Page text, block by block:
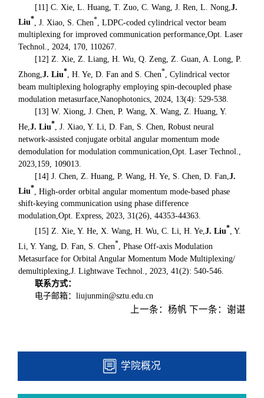
[11] C. Xie, L. Huang, T. Zuo, C. Wang, J. Ren, L. Nong,J.
Liu* , J. Xiao, S. Chen* , LDPC-coded cylindrical vector beam
multiplexing for improved communication performance,Opt. Laser
Technol., 2024, 170, 110267.
[12] Z. Xie, Z. Liang, H. Wu, Q. Zeng, Z. Guan, A. Long, P.
Zhong,J. Liu* , H. Ye, D. Fan and S. Chen* , Cylindrical vector
beam multiplexing holography employing spin-decoupled phase
modulation metasurface,Nanophotonics , 2024, 13(4): 529-538.
[13] W. Xiong, J. Chen, P. Wang, X. Wang, Z. Huang, Y.
He,J. Liu* , J. Xiao, Y. Li, D. Fan, S. Chen, Robust neural
network-assisted conjugate orbital angular momentum mode
demodulation for modulation communication,Opt. Laser Technol.
2023,159, 109013.
[14] J. Chen, Z. Huang, P. Wang, H. Ye, S. Chen, D. Fan,J.
Liu* , High-order orbital angular momentum mode-based phase
shift-keying communication using phase difference
modulation,Opt. Express, 2023, 31(26), 44353-44363.
[15] Z. Xie, Y. He, X. Wang, H. Wu, C. Li, H. Ye,J. Liu* , Y.
Li, Y. Yang, D. Fan, S. Chen* , Phase Off-axis Modulation
Metasurface for Orbital Angular Momentum Mode Multiplexing/
demultiplexing,J. Lightwave Technol.
, 2023, 41(2): 540-546.
联系方式：
电子邮箱：liujunmin@sztu.edu.cn
上一条： 杨帆 下一条： 谢谌
学院概况